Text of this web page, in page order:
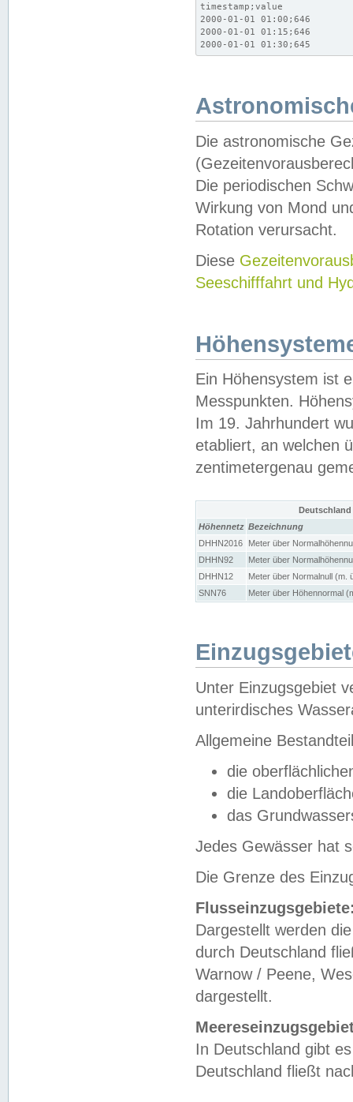
timestamp;value
2000-01-01 01:00;646
2000-01-01 01:15;646
2000-01-01 01:30;645
Die astronomische
Die periodischen
Wirkung von Mond
Rotation verursacht.
Diese
Seeschifffahrt und
Ein Höhensystem ist
Messpunkten.
Im 19. Jahrhundert
etabliert, an welchen
zentimetergenau
Höhennetz Bezeichnung
DHHN2016
Meter über
DHHN92
Meter über
DHHN12
Meter über Normalnull (m.
SNN76
Meter über Höhennormal
Unter Einzugsgebiet
unterirdisches
Allgemeine
die
die
das
Jedes Gewässer hat
Die Grenze des
Dargestellt werden
durch Deutschland
Warnow / Peene,
dargestellt.
In Deutschland gibt
Deutschland fließt